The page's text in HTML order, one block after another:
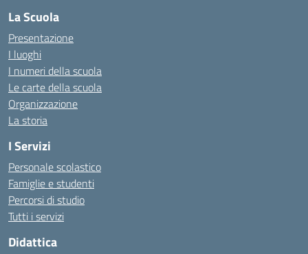
La Scuola
Presentazione
I luoghi
I numeri della scuola
Le carte della scuola
Organizzazione
La storia
I Servizi
Personale scolastico
Famiglie e studenti
Percorsi di studio
Tutti i servizi
Didattica